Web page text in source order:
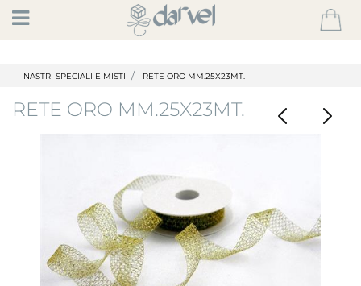
Open
NASTRI SPECIALI E MISTI RETE ORO MM.25X23MT.
RETE ORO MM.25X23MT.